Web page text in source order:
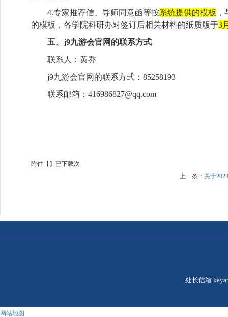
4.专家推荐信、导师同意函等按系统提供的模板
的模板，各学院科研办对签订后相关材料的纸质版于3
五、j9九游会官网的联系方式
联系人：黄乔
j9九游会官网的联系方式： 85258193
联系邮箱： 416986827@qq.com
附件【】已下载次
上一条： 关于
处长信箱
网站地图